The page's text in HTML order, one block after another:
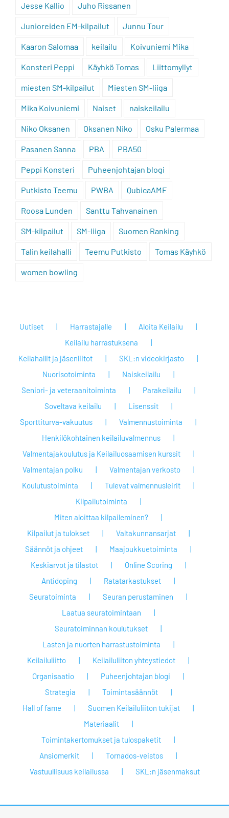
Jesse Kallio Juho Rissanen
Junioreiden EM-kilpailut Junnu Tour
Kaaron Salomaa keilailu Koivuniemi Mika
Konsteri Peppi Käyhkö Tomas Liittomyllyt
miesten SM-kilpailut Miesten SM-liiga
Mika Koivuniemi Naiset naiskeilailu
Niko Oksanen Oksanen Niko Osku Palermaa
Pasanen Sanna PBA PBA50
Peppi Konsteri Puheenjohtajan blogi
Putkisto Teemu PWBA QubicaAMF
Roosa Lunden Santtu Tahvanainen
SM-kilpailut SM-liiga Suomen Ranking
Talin keilahalli Teemu Putkisto Tomas Käyhkö
women bowling
Uutiset Harrastajalle
Aloita Keilailu
Keilailu harrastuksena
Keilahallit ja jäsenliitot
SKL:n videokirjasto
Nuorisotoiminta
Naiskeilailu
Seniori- ja veteraanitoiminta
Parakeilailu
Soveltava keilailu
Lisenssit
Sporttiturva-vakuutus
Valmennustoiminta
Henkilökohtainen keilailuvalmennus
Valmentajakoulutus ja Keilailuosaamisen kurssit
Valmentajan polku
Valmentajan verkosto
Koulutustoiminta
Tulevat valmennusleirit
Kilpailutoiminta
Miten aloittaa kilpaileminen?
Kilpailut ja tulokset
Valtakunnansarjat
Säännöt ja ohjeet
Maajoukkuetoiminta
Keskiarvot ja tilastot
Online Scoring
Antidoping
Ratatarkastukset
Seuratoiminta
Seuran perustaminen
Laatua seuratoimintaan
Seuratoiminnan koulutukset
Lasten ja nuorten harrastustoiminta
Keilailuliitto
Keilailuliiton yhteystiedot
Organisaatio
Puheenjohtajan blogi
Strategia
Toimintasäännöt
Hall of fame
Suomen Keilailuliiton tukijat
Materiaalit
Toimintakertomukset ja tulospaketit
Ansiomerkit
Tornados-veistos
Vastuullisuus keilailussa
SKL:n jäsenmaksut